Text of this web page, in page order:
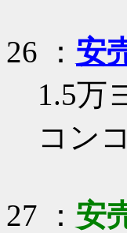
26 ： 安
1.5万
コン
27 ： 安